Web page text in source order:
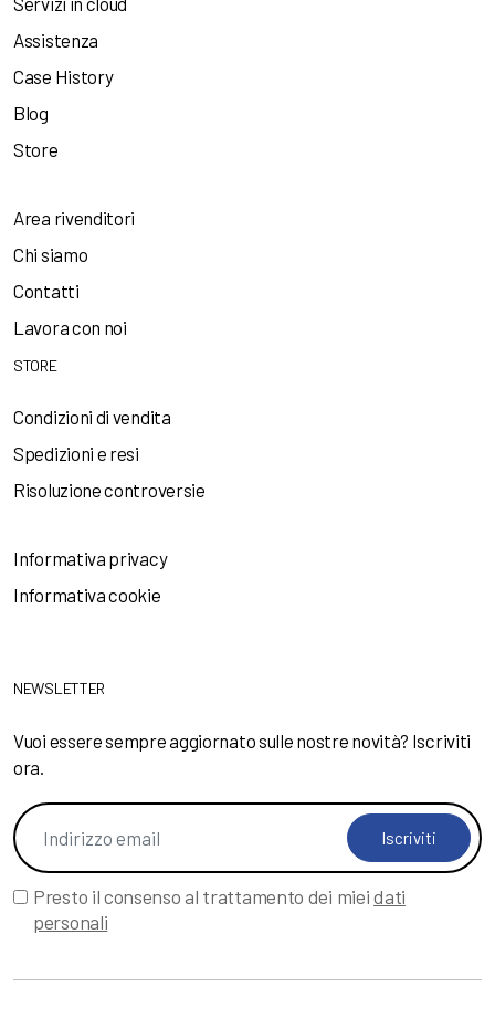
Assistenza
Case History
Blog
Store
Area rivenditori
Chi siamo
Contatti
Lavora con noi
STORE
Condizioni di vendita
Spedizioni e resi
Risoluzione controversie
Informativa privacy
Informativa cookie
NEWSLETTER
Vuoi essere sempre aggiornato sulle nostre novità? Iscriviti
ora.
Iscriviti
Presto il consenso al trattamento dei mieidati
personali